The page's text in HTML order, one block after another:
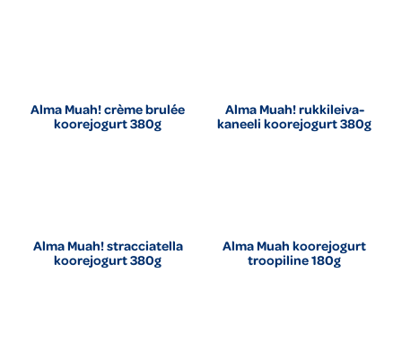
Alma Muah! crème brulée
koorejogurt 380g
Alma Muah! rukkileiva-
kaneeli koorejogurt 380g
Alma Muah! stracciatella
koorejogurt 380g
Alma Muah koorejogurt
troopiline 180g